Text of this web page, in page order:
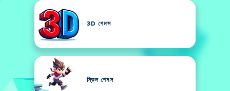
3D গেমস
স্কিল গেমস